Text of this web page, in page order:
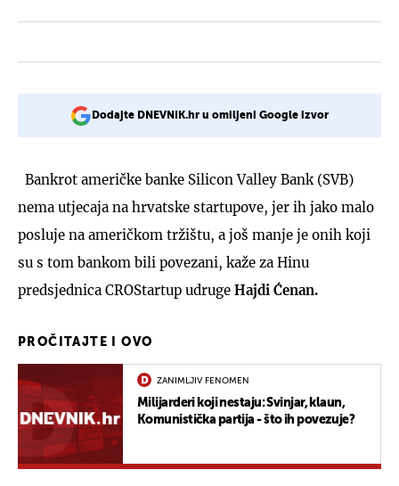
Dodajte DNEVNIK.hr u omiljeni Google izvor
Bankrot američke banke Silicon Valley Bank (SVB)
nema utjecaja na hrvatske startupove, jer ih jako malo
posluje na američkom tržištu, a još manje je onih koji
su s tom bankom bili povezani, kaže za Hinu
predsjednica CROStartup udruge Hajdi Ćenan.
PROČITAJTE I OVO
ZANIMLJIV FENOMEN
Milijarderi koji nestaju: Svinjar, klaun,
Komunistička partija - što ih povezuje?